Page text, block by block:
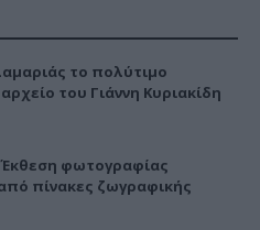
το πολύτιμο
του Γιάννη Κυριακίδη
φωτογραφίας
πίνακες ζωγραφικής